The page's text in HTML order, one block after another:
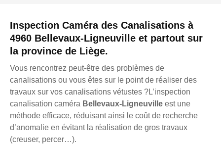
Inspection Caméra des Canalisations à
4960 Bellevaux-Ligneuville et partout sur
la province de Liège.
Vous rencontrez peut-être des problèmes de
canalisations ou vous êtes sur le point de réaliser des
travaux sur vos canalisations vétustes ?L’inspection
canalisation caméra Bellevaux-Ligneuville est une
méthode efficace, réduisant ainsi le coût de recherche
d’anomalie en évitant la réalisation de gros travaux
(creuser, percer…).